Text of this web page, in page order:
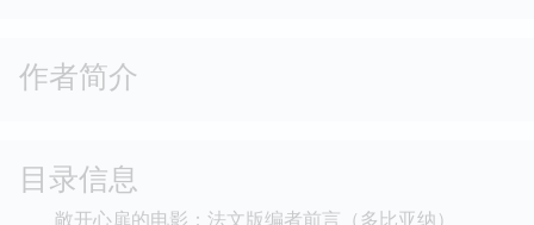
作者简介
目录信息
敞开心扉的电影：法文版编者前言（多比亚纳）